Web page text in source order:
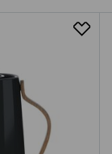
Wolt